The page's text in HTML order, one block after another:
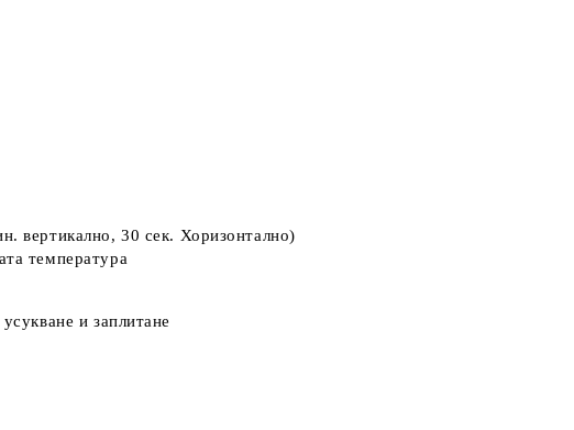
вертикално, 30 сек. Хоризонтално)
температура
и заплитане